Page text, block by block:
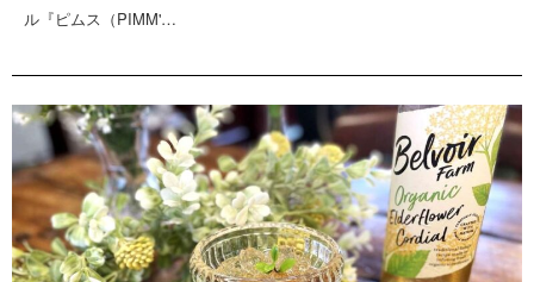
ル『ピムス（PIMM'…